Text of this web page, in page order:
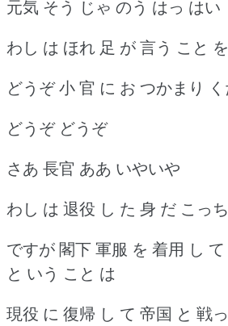
元気 そう じゃ のう はっ はい
わし は ほれ 足 が 言う こと
どうぞ 小 官 に お つかまり
どうぞ どうぞ
さあ 長官 ああ いやいや
わし は 退役 し た 身 だ こっ
ですが 閣下 軍服 を 着用 し
と いう こと は
現役 に 復帰 し て 帝国 と 戦